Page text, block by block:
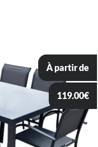
À partir de
119.00€